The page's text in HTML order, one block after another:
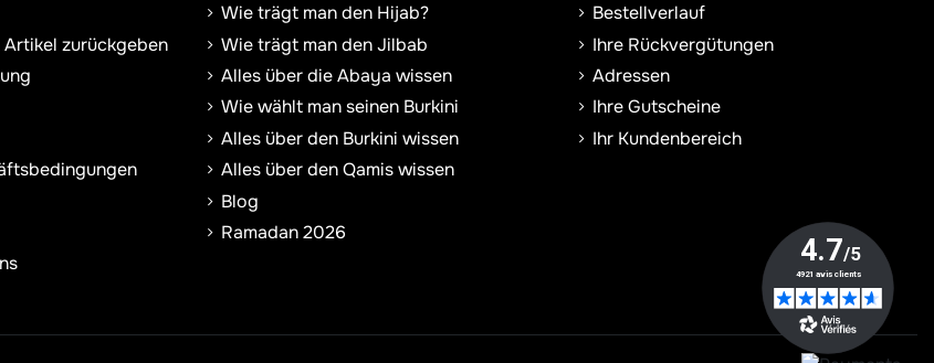
zurückgeben
Wie trägt man den Hijab?
Wie trägt man den Jilbab
Alles über die Abaya wissen
Wie wählt man seinen Burkini
Alles über den Burkini wissen
Alles über den Qamis wissen
Blog
Ramadan 2026
Bestellverlauf
Ihre Rückvergütungen
Adressen
Ihre Gutscheine
Ihr Kundenbereich